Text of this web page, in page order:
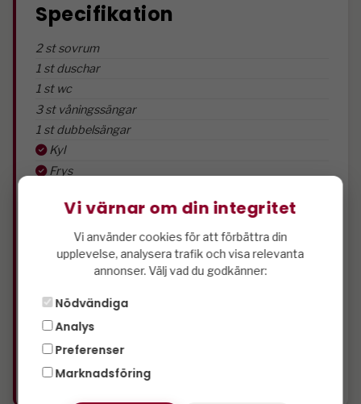
Specifikation
2 st sovrum
1 st duschar
1 st wc
3 st våningssängar
1 st dubbelsängar
Kyl
Frys
Torkskåp
Bastu
Tv
Parstuga
Husdjursfritt
Wifi
Utemöbler.
Vi värnar om din integritet
Vi använder cookies för att förbättra din
upplevelse, analysera trafik och visa relevanta
annonser. Välj vad du godkänner:
Nödvändiga
Analys
Preferenser
Marknadsföring